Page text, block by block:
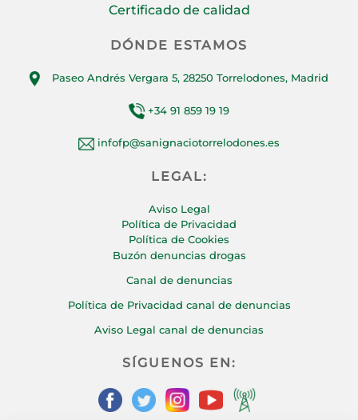
Certificado de calidad
DÓNDE ESTAMOS
Paseo Andrés Vergara 5, 28250 Torrelodones, Madrid
+34 91 859 19 19
infofp@sanignaciotorrelodones.es
LEGAL:
Aviso Legal
Política de Privacidad
Política de Cookies
Buzón denuncias drogas
Canal de denuncias
Política de Privacidad canal de denuncias
Aviso Legal canal de denuncias
SÍGUENOS EN: